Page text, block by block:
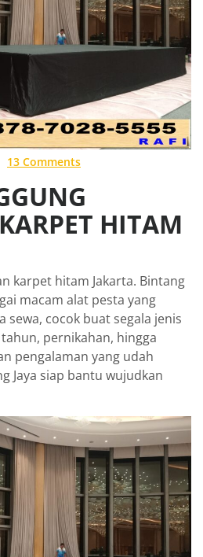
13 Comments
HITAM
karpet hitam Jakarta. Bintang
macam alat pesta yang
sewa, cocok buat segala jenis
pernikahan, hingga
pengalaman yang udah
Jaya siap bantu wujudkan